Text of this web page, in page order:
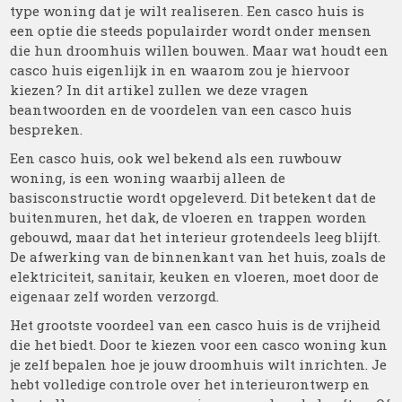
type woning dat je wilt realiseren. Een casco huis is
een optie die steeds populairder wordt onder mensen
die hun droomhuis willen bouwen. Maar wat houdt een
casco huis eigenlijk in en waarom zou je hiervoor
kiezen? In dit artikel zullen we deze vragen
beantwoorden en de voordelen van een casco huis
bespreken.
Een casco huis, ook wel bekend als een ruwbouw
woning, is een woning waarbij alleen de
basisconstructie wordt opgeleverd. Dit betekent dat de
buitenmuren, het dak, de vloeren en trappen worden
gebouwd, maar dat het interieur grotendeels leeg blijft.
De afwerking van de binnenkant van het huis, zoals de
elektriciteit, sanitair, keuken en vloeren, moet door de
eigenaar zelf worden verzorgd.
Het grootste voordeel van een casco huis is de vrijheid
die het biedt. Door te kiezen voor een casco woning kun
je zelf bepalen hoe je jouw droomhuis wilt inrichten. Je
hebt volledige controle over het interieurontwerp en